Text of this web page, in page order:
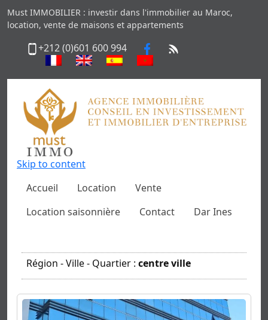
Must IMMOBILIER : investir dans l'immobilier au Maroc,
location, vente de maisons et appartements
+212 (0)601 600 994
Skip to content
Accueil
Location
Vente
Location saisonnière
Contact Dar Ines
Région - Ville - Quartier : centre ville